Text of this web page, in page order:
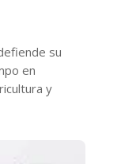
su
en
y